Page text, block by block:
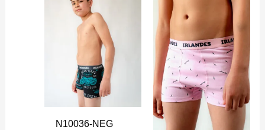
N10036-NEG
tiene
múltiples
variantes.
Las
se
producto
tiene
múltiples
variantes.
Las
opciones